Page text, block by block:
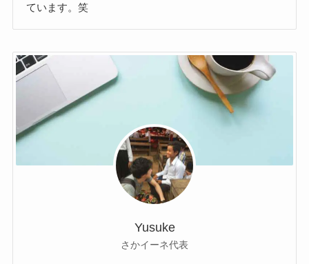
ています。笑
Yusuke
さかイーネ代表